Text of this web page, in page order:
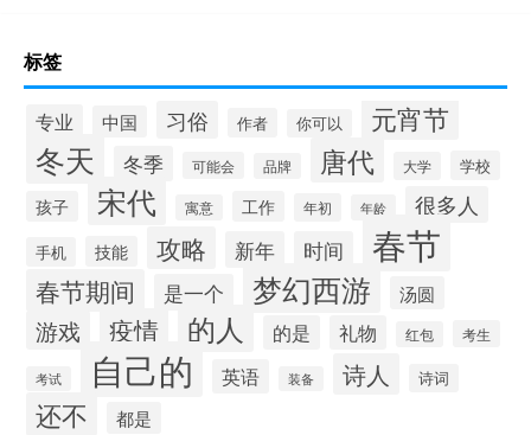
标签
专业 中国 习俗 作者 你可以 元宵节
冬天 冬季 可能会 品牌 唐代 大学 学校
孩子 宋代 寓意 工作 年初 年龄 很多人
手机 技能 攻略 新年 时间 春节
春节期间 是一个 梦幻西游 汤圆
游戏 疫情 的人 的是 礼物 红包 考生
考试 自己的 英语 装备 诗人 诗词
还不 都是